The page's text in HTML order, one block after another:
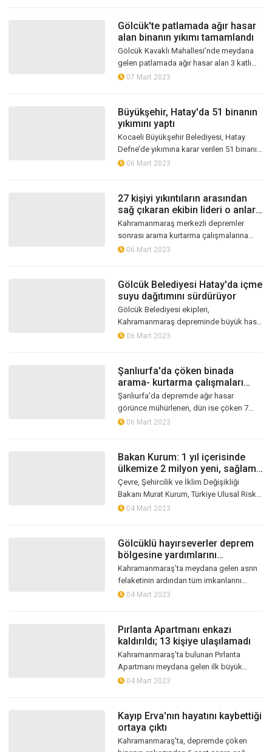
Gölcük'te patlamada ağır hasar
alan binanın yıkımı tamamlandı
Gölcük Kavaklı Mahallesi’nde meydana
gelen patlamada ağır hasar alan 3 katlı
binanın yıkım ve enkaz kaldırma
07 Mart 2023
Büyükşehir, Hatay'da 51 binanın
yıkımını yaptı
Kocaeli Büyükşehir Belediyesi, Hatay
Defne’de yıkımına karar verilen 51 binanın
yıkımının yanı sıra enkaz kaldırma işlemi
06 Mart 2023
27 kişiyi yıkıntıların arasından
sağ çıkaran ekibin lideri o anları
anlattı
Kahramanmaraş merkezli depremler
sonrası arama kurtarma çalışmalarına
katılmak için Hatay'a giden AKUT Kocaeli
06 Mart 2023
Gölcük Belediyesi Hatay'da içme
suyu dağıtımını sürdürüyor
Gölcük Belediyesi ekipleri,
Kahramanmaraş depreminde büyük hasar
gören Hatay’da depremzedelerin
06 Mart 2023
Şanlıurfa'da çöken binada
arama- kurtarma çalışmaları
sona erdi
Şanlıurfa'da depremde ağır hasar
görünce mühürlenen, dün ise çöken 7
katlı binanın enkazında yürütülen arama-
06 Mart 2023
Bakan Kurum: 1 yıl içerisinde
ülkemize 2 milyon yeni, sağlam
ve güvenli konut kazandırmış
olacağız
Çevre, Şehircilik ve İklim Değişikliği
Bakanı Murat Kurum, Türkiye Ulusal Risk
Kalkanı Modeli Toplantısı’nda yaptığı
04 Mart 2023
Gölcüklü hayırseverler deprem
bölgesine yardımlarını
sürdürüyor
Kahramanmaraş’ta meydana gelen asrın
felaketinin ardından tüm imkanlarını
seferber eden Gölcüklü hayırseverler,
04 Mart 2023
Pırlanta Apartmanı enkazı
kaldırıldı; 13 kişiye ulaşılamadı
Kahramanmaraş’ta bulunan Pırlanta
Apartmanı meydana gelen ilk büyük
depremde yerle bir oldu. Binanın
04 Mart 2023
Kayıp Erva'nın hayatını kaybettiği
ortaya çıktı
Kahramanmaraş'ta, depremde çöken